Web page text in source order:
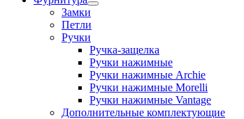
Замки
Петли
Ручки
Ручка-защелка
Ручки нажимные
Ручки нажимные Archie
Ручки нажимные Morelli
Ручки нажимные Vantage
Дополнительные комплектующие